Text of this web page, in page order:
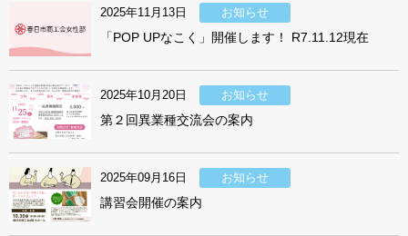
2025年11月13日 お知らせ
「POP UPなこく」開催します！ R7.11.12現在
2025年10月20日 お知らせ
第２回異業種交流会の案内
2025年09月16日 お知らせ
講習会開催の案内